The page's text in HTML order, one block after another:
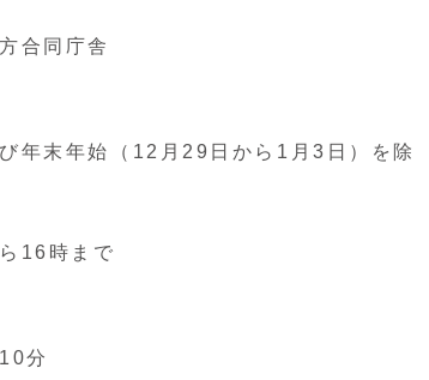
合同庁舎
年末年始（12月29日から1月3日）を除
16時まで
分